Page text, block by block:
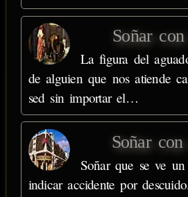
Soñar
La figura del
de alguien que nos atiende
sed sin importar el…
Soñar
Soñar que se ve
indicar accidente por